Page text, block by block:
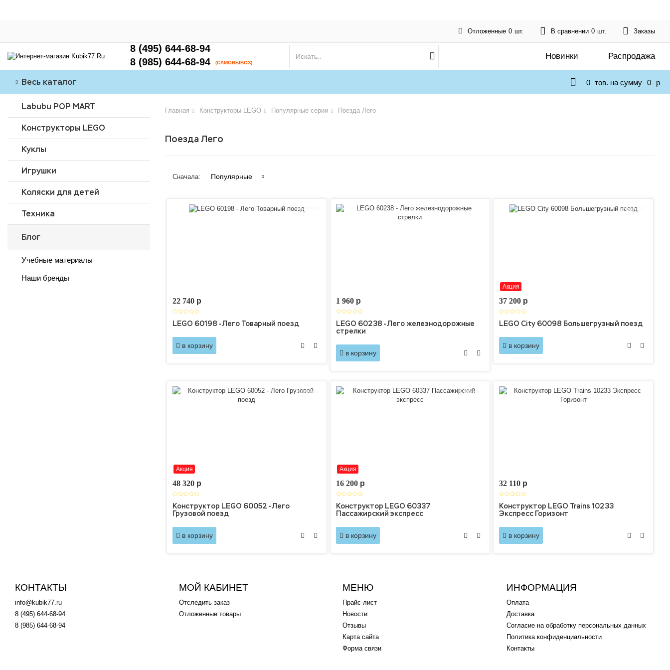
Отложенные 0 шт. В сравнении 0 шт. Заказы
8 (495) 644-68-94
8 (985) 644-68-94
(САМОВЫВОЗ)
Новинки Распродажа
Весь каталог 0 тов. на сумму 0 p
Labubu POP MART
Конструкторы LEGO
Куклы
Игрушки
Коляски для детей
Техника
Блог
Учебные материалы
Наши бренды
Главная Конструкторы LEGO Популярные серии Поезда Лего
Поезда Лего
Сначала: Популярные
Новинка
22 740 p
LEGO 60198 - Лего Товарный поезд
в корзину
1 960 p
LEGO 60238 - Лего железнодорожные
стрелки
в корзину
Акция
Новинка
37 200 p
LEGO City 60098 Большегрузный поезд
в корзину
Акция
Новинка
48 320 p
Конструктор LEGO 60052 - Лего
Грузовой поезд
в корзину
Акция
Новинка
16 200 p
Конструктор LEGO 60337
Пассажирский экспресс
в корзину
32 110 p
Конструктор LEGO Trains 10233
Экспресс Горизонт
в корзину
КОНТАКТЫ
info@kubik77.ru
8 (495) 644-68-94
8 (985) 644-68-94
МОЙ КАБИНЕТ
Отследить заказ
Отложенные товары
МЕНЮ
Прайс-лист
Новости
Отзывы
Карта сайта
Форма связи
ИНФОРМАЦИЯ
Оплата
Доставка
Согласие на обработку персональных данных
Политика конфиденциальности
Контакты